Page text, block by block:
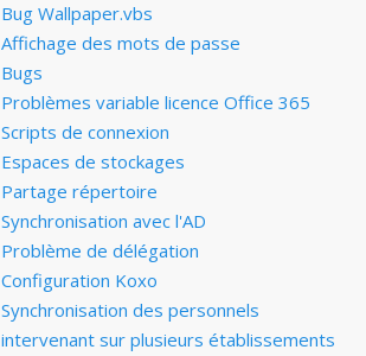
Bug Wallpaper.vbs
Affichage des mots de passe
Bugs
Problèmes variable licence Office 365
Scripts de connexion
Espaces de stockages
Partage répertoire
Synchronisation avec l'AD
Problème de délégation
Configuration Koxo
Synchronisation des personnels
intervenant sur plusieurs établissements